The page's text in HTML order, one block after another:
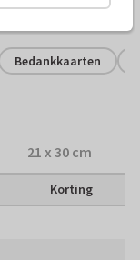
te passen
Bedankkaarten
21 x 30 cm
Korting